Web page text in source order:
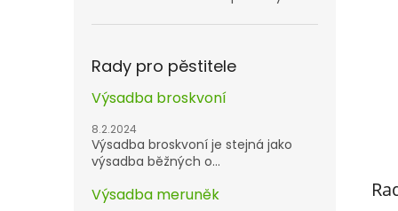
Rady pro pěstitele
Výsadba broskvoní
8.2.2024
Výsadba broskvoní je stejná jako
výsadba běžných o...
Výsadba meruněk